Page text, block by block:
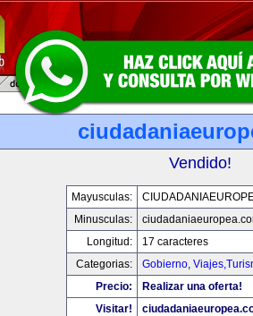
Vendido!
Mayusculas:
Minusculas:
Longitud:
17 caracteres
Categorias:
Gobierno,
Precio:
Realizar una oferta!
Visitar!